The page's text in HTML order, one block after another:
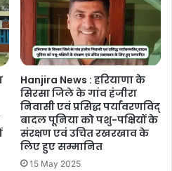
Hanjira News : हरियाणा के
सिरसा जिले के गांव हंजीरा
निवासी एवं प्रसिद्ध पर्यावरणविद्
बादल पूनिया को पशु-पक्षियों के
संरक्षण एवं उचित रखरखाव के
लिए हुए सम्मानित
15 May 2025